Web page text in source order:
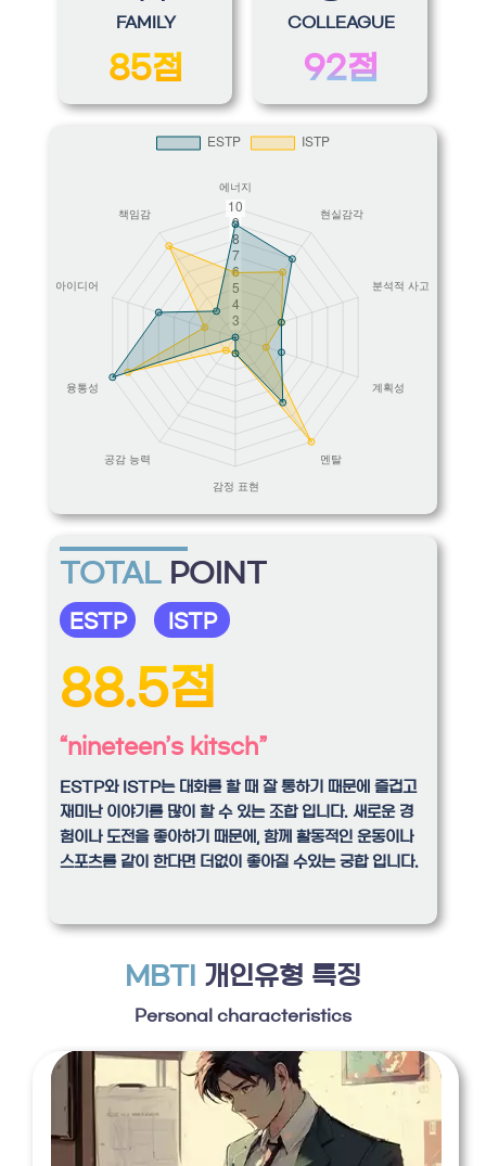
FAMILY
85점
COLLEAGUE
92점
TOTAL POINT
ESTP ISTP
88.5점
“nineteen’s kitsch”
ESTP와 ISTP는 대화를 할 때 잘 통하기 때문에 즐겁고
재미난 이야기를 많이 할 수 있는 조합 입니다. 새로운 경
험이나 도전을 좋아하기 때문에, 함께 활동적인 운동이나
스포츠를 같이 한다면 더없이 좋아질 수있는 궁합 입니다.
MBTI 개인유형 특징
Personal characteristics